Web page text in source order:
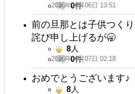
2026年06月06日 13:51
0件
前の旦那とは子供つく
詫び申し上げるが🥱
2026年06月07日 02:18
8人
0件
おめでとうございます♪
8人